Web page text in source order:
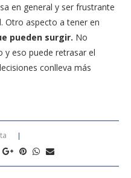
en general y ser frustrante
Otro aspecto a tener en
pueden surgir. No
y eso puede retrasar el
conlleva más